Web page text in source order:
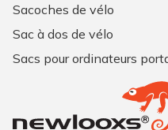
Sacoches de vélo
Sac à dos de vélo
Sacs pour ordinateurs